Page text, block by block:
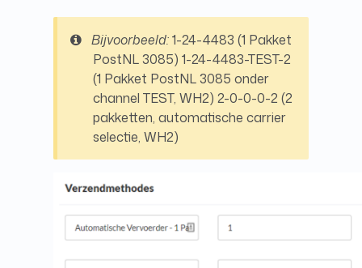
Bijvoorbeeld:1-24-4483 (1 Pakket
PostNL 3085) 1-24-4483-TEST-2
(1 Pakket PostNL 3085 onder
channel TEST, WH2) 2-0-0-0-2 (2
pakketten, automatische carrier
selectie, WH2)